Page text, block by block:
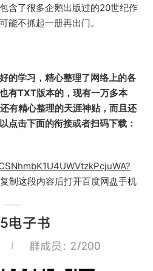
含了很多企鹅出版过的20世纪作
能不抓起一册再出门。
的学习，精心整理了网络上的各
有TXT版本的，现有一万多本
有精心整理的天涯神贴，而且还
点击下面的衔接或者扫码下载：
制这段内容后打开百度网盘手机